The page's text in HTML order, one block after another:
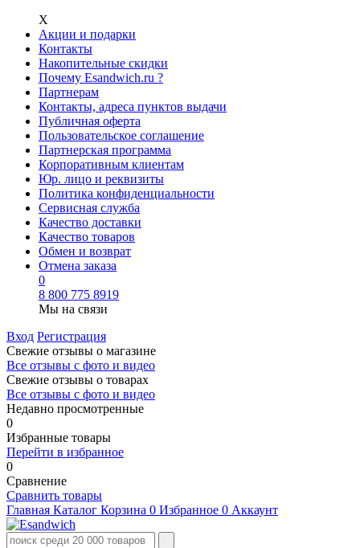
Х
Акции и подарки
Контакты
Накопительные скидки
Почему Esandwich.ru ?
Партнерам
Контакты, адреса пунктов выдачи
Публичная оферта
Пользовательское соглашение
Партнерская программа
Корпоративным клиентам
Юр. лицо и реквизиты
Политика конфиденциальности
Сервисная служба
Качество доставки
Качество товаров
Обмен и возврат
Отмена заказа
0
8 800 775 8919
Мы на связи
Вход Регистрация
Свежие отзывы о магазине
Все отзывы с фото и видео
Свежие отзывы о товарах
Все отзывы c фото и видео
Недавно просмотренные
0
Избранные товары
Перейти в избранное
0
Сравнение
Сравнить товары
Главная Каталог Корзина 0 Избранное 0 Аккаунт